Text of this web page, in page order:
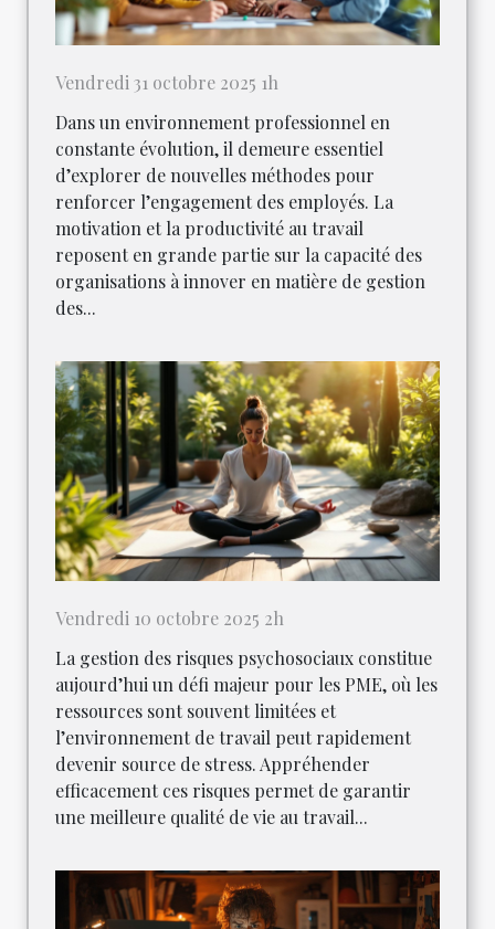
Vendredi 31 octobre 2025 1h
Dans un environnement professionnel en
constante évolution, il demeure essentiel
d’explorer de nouvelles méthodes pour
renforcer l’engagement des employés. La
motivation et la productivité au travail
reposent en grande partie sur la capacité des
organisations à innover en matière de gestion
des...
Vendredi 10 octobre 2025 2h
La gestion des risques psychosociaux constitue
aujourd’hui un défi majeur pour les PME, où les
ressources sont souvent limitées et
l’environnement de travail peut rapidement
devenir source de stress. Appréhender
efficacement ces risques permet de garantir
une meilleure qualité de vie au travail...